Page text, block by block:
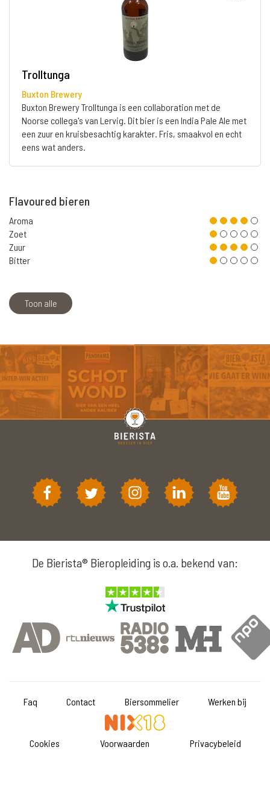
Trolltunga
Buxton Brewery
Buxton Brewery Trolltunga is een collaboration met de
Noorse collega's van Lervig. Dit bier is een India Pale Ale met
een zuur en kruisbesachtig karakter. Fris, smaakvol en echt
eens wat anders.
Flavoured bieren
Aroma
Zoet
Zuur
Bitter
Toon alle
De Bierista® Bieropleiding is o.a. bekend van:
Faq Contact Biersommelier Werken bij
Cookies Voorwaarden Privacybeleid